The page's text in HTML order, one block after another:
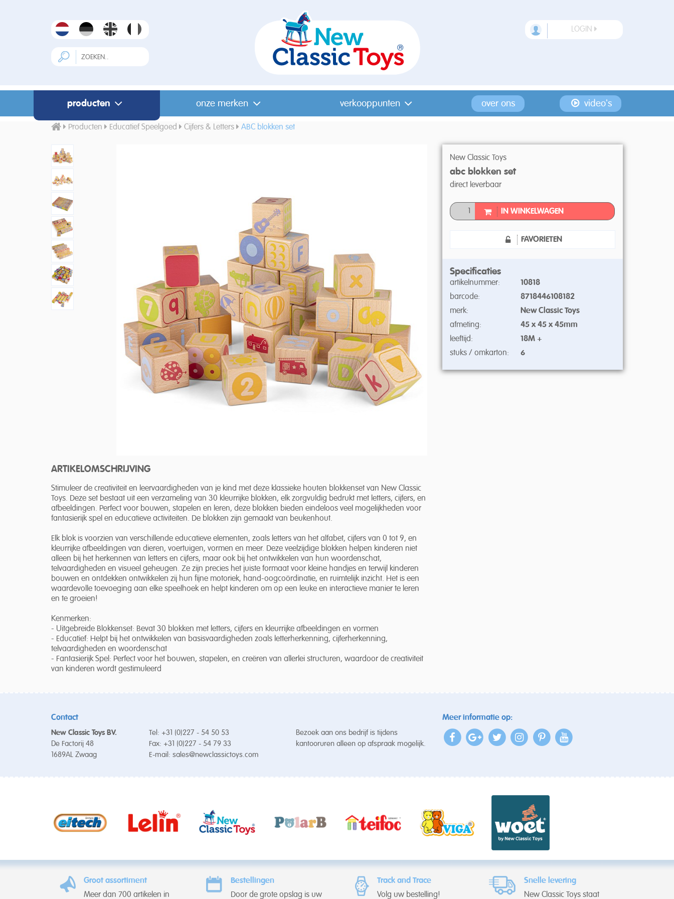
LOGIN
producten onze merken verkooppunten over ons video's
Producten Educatief Speelgoed Cijfers & Letters ABC blokken set
ARTIKELOMSCHRIJVING
Stimuleer de creativiteit en leervaardigheden van je kind met deze klassieke houten blokkenset van New Classic
Toys. Deze set bestaat uit een verzameling van 30 kleurrijke blokken, elk zorgvuldig bedrukt met letters, cijfers, en
afbeeldingen. Perfect voor bouwen, stapelen en leren, deze blokken bieden eindeloos veel mogelijkheden voor
fantasierijk spel en educatieve activiteiten. De blokken zijn gemaakt van beukenhout.
Elk blok is voorzien van verschillende educatieve elementen, zoals letters van het alfabet, cijfers van 0 tot 9, en
kleurrijke afbeeldingen van dieren, voertuigen, vormen en meer. Deze veelzijdige blokken helpen kinderen niet
alleen bij het herkennen van letters en cijfers, maar ook bij het ontwikkelen van hun woordenschat,
telvaardigheden en visueel geheugen. Ze zijn precies het juiste formaat voor kleine handjes en terwijl kinderen
bouwen en ontdekken ontwikkelen zij hun fijne motoriek, hand-oogcoördinatie, en ruimtelijk inzicht. Het is een
waardevolle toevoeging aan elke speelhoek en helpt kinderen om op een leuke en interactieve manier te leren
en te groeien!
Kenmerken:
- Uitgebreide Blokkenset: Bevat 30 blokken met letters, cijfers en kleurrijke afbeeldingen en vormen
- Educatief: Helpt bij het ontwikkelen van basisvaardigheden zoals letterherkenning, cijferherkenning,
telvaardigheden en woordenschat
- Fantasierijk Spel: Perfect voor het bouwen, stapelen, en creëren van allerlei structuren, waardoor de creativiteit
van kinderen wordt gestimuleerd
New Classic Toys
abc blokken set
direct leverbaar
IN WINKELWAGEN
FAVORIETEN
Specificaties
artikelnummer:
10818
barcode:
8718446108182
merk:
New Classic Toys
afmeting:
45 x 45 x 45mm
leeftijd:
18M +
stuks / omkarton:
6
Contact
New Classic Toys BV.
De Factorij 48
1689AL Zwaag
Tel: +31 (0)227 - 54 50 53
Fax: +31 (0)227 - 54 79 33
E-mail: sales@newclassictoys.com
Bezoek aan ons bedrijf is tijdens
kantooruren alleen op afspraak mogelijk.
Meer informatie op:
Groot assortiment
Meer dan 700 artikelen in
Bestellingen
Door de grote opslag is uw
Track and Trace
Volg uw bestelling!
Snelle levering
New Classic Toys staat